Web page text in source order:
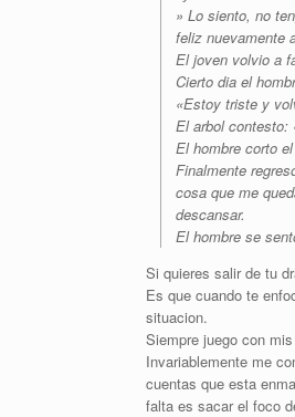
» Lo siento, no
feliz nuevamente
El joven volvio a
Cierto dia el
«Estoy triste y
El arbol contesto:
El hombre corto
Finalmente
cosa que me
descansar.
El hombre se
Si quieres salir de tu
Es que cuando te
situacion.
Siempre juego con
Invariablemente me
cuentas que esta
falta es sacar el foco